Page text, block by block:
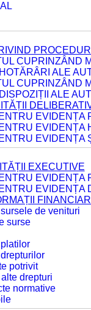
CUPRINZÂND
ALE
CUPRINZÂND
ALE
EVIDENȚA
EVIDENȚA
EVIDENȚA
EXECUTIVE
EVIDENȚA
EVIDENȚA
de venituri
surse
potrivit
drepturi
normative